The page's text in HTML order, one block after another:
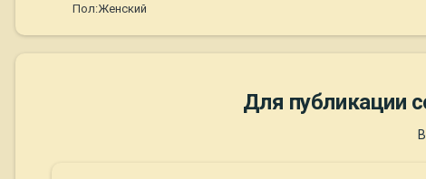
Пол:Женский
Для публикации